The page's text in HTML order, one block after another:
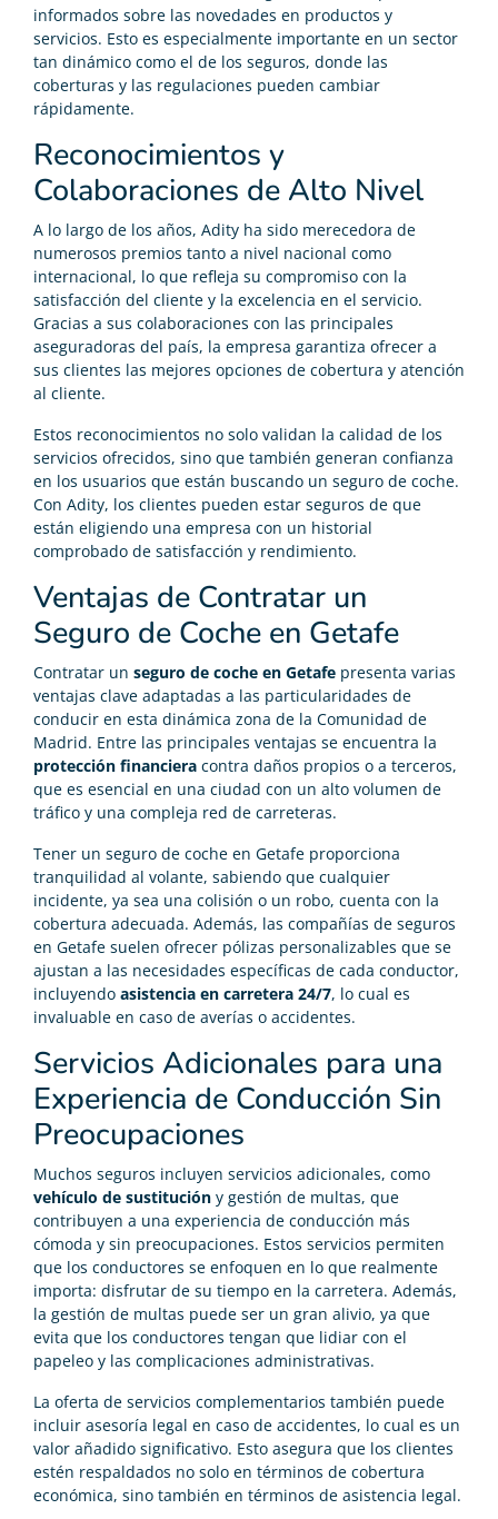
informados sobre las novedades en productos y
servicios. Esto es especialmente importante en un sector
tan dinámico como el de los seguros, donde las
coberturas y las regulaciones pueden cambiar
rápidamente.
Reconocimientos y
Colaboraciones de Alto Nivel
A lo largo de los años, Adity ha sido merecedora de
numerosos premios tanto a nivel nacional como
internacional, lo que refleja su compromiso con la
satisfacción del cliente y la excelencia en el servicio.
Gracias a sus colaboraciones con las principales
aseguradoras del país, la empresa garantiza ofrecer a
sus clientes las mejores opciones de cobertura y atención
al cliente.
Estos reconocimientos no solo validan la calidad de los
servicios ofrecidos, sino que también generan confianza
en los usuarios que están buscando un seguro de coche.
Con Adity, los clientes pueden estar seguros de que
están eligiendo una empresa con un historial
comprobado de satisfacción y rendimiento.
Ventajas de Contratar un
Seguro de Coche en Getafe
Contratar un seguro de coche en Getafe presenta varias
ventajas clave adaptadas a las particularidades de
conducir en esta dinámica zona de la Comunidad de
Madrid. Entre las principales ventajas se encuentra la
protección financiera contra daños propios o a terceros,
que es esencial en una ciudad con un alto volumen de
tráfico y una compleja red de carreteras.
Tener un seguro de coche en Getafe proporciona
tranquilidad al volante, sabiendo que cualquier
incidente, ya sea una colisión o un robo, cuenta con la
cobertura adecuada. Además, las compañías de seguros
en Getafe suelen ofrecer pólizas personalizables que se
ajustan a las necesidades específicas de cada conductor,
incluyendo asistencia en carretera 24/7, lo cual es
invaluable en caso de averías o accidentes.
Servicios Adicionales para una
Experiencia de Conducción Sin
Preocupaciones
Muchos seguros incluyen servicios adicionales, como
vehículo de sustitución y gestión de multas, que
contribuyen a una experiencia de conducción más
cómoda y sin preocupaciones. Estos servicios permiten
que los conductores se enfoquen en lo que realmente
importa: disfrutar de su tiempo en la carretera. Además,
la gestión de multas puede ser un gran alivio, ya que
evita que los conductores tengan que lidiar con el
papeleo y las complicaciones administrativas.
La oferta de servicios complementarios también puede
incluir asesoría legal en caso de accidentes, lo cual es un
valor añadido significativo. Esto asegura que los clientes
estén respaldados no solo en términos de cobertura
económica, sino también en términos de asistencia legal.